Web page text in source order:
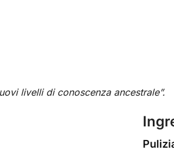
livelli di conoscenza ancestrale”.